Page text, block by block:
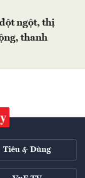
ngột, thị
thanh
Tiêu & Dùng